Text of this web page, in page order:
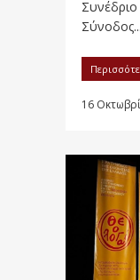
Σύνοδος...
16